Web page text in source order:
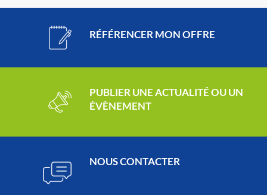
RÉFÉRENCER MON OFFRE
PUBLIER UNE ACTUALITÉ OU UN
ÉVÈNEMENT
NOUS CONTACTER